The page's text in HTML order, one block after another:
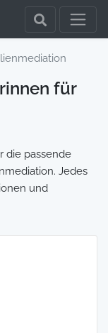
für
die passende
Jedes
und
Person für
stellen die
zu erleichtern.